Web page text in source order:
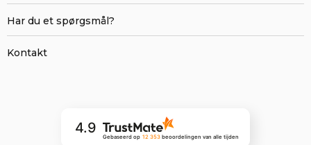
Har du et spørgsmål?
Kontakt
4.9
Gebaseerd op 12 353 beoordelingenvan alle tijden